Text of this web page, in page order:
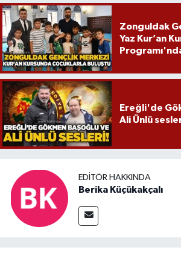
Zonguldak
Yaz Kur’an
Ereğli'de
Ali Ünlü
EDITÖR HAKKINDA
Berika Küçükakçalı